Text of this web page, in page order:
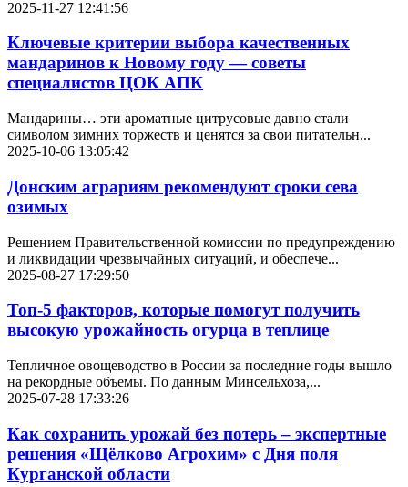
2025-11-27 12:41:56
Ключевые критерии выбора качественных
мандаринов к Новому году — советы
специалистов ЦОК АПК
Мандарины… эти ароматные цитрусовые давно стали
символом зимних торжеств и ценятся за свои питательн...
2025-10-06 13:05:42
Донским аграриям рекомендуют сроки сева
озимых
Решением Правительственной комиссии по предупреждению
и ликвидации чрезвычайных ситуаций, и обеспече...
2025-08-27 17:29:50
Топ-5 факторов, которые помогут получить
высокую урожайность огурца в теплице
Тепличное овощеводство в России за последние годы вышло
на рекордные объемы. По данным Минсельхоза,...
2025-07-28 17:33:26
Как сохранить урожай без потерь – экспертные
решения «Щёлково Агрохим» с Дня поля
Курганской области